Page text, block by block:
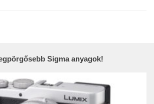
Sigma anyagok!